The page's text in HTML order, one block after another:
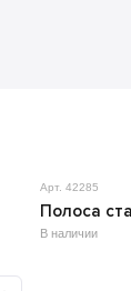
Арт. 42285
Полоса
В наличии